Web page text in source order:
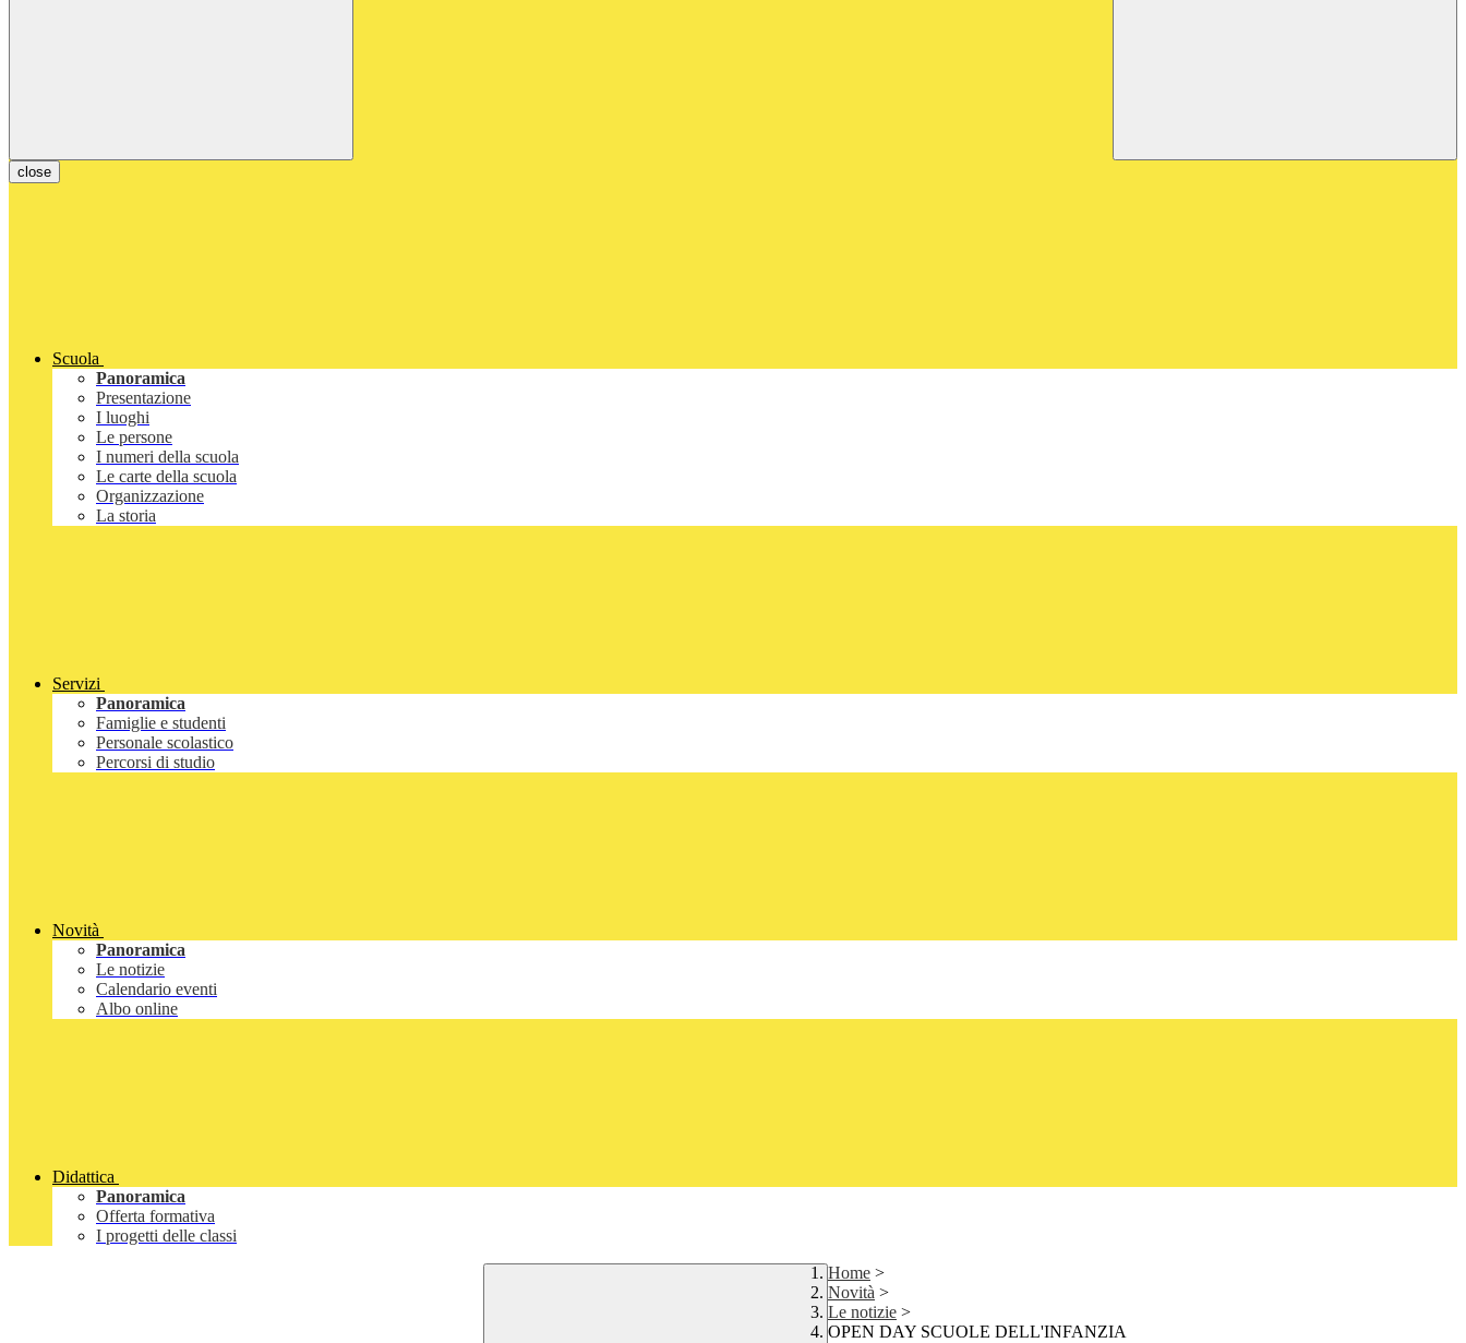
close
Scuola
Panoramica
Presentazione
I luoghi
Le persone
I numeri della scuola
Le carte della scuola
Organizzazione
La storia
Servizi
Panoramica
Famiglie e studenti
Personale scolastico
Percorsi di studio
Novità
Panoramica
Le notizie
Calendario eventi
Albo online
Didattica
Panoramica
Offerta formativa
I progetti delle classi
Home >
Novità >
Le notizie >
OPEN DAY SCUOLE DELL'INFANZIA